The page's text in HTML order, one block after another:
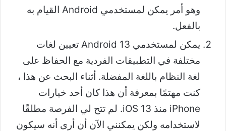
وهو أمر يمكن لمستخدمي Android القيام به
بالفعل.
يمكن لمستخدمي Android 13 تعيين لغات
مختلفة في التطبيقات الفردية مع الحفاظ على
لغة النظام باللغة المفضلة. أثناء البحث عن هذا ،
كنت مهتمًا بمعرفة أن هذا كان أحد خيارات
iPhone منذ iOS 13. لم تتح لي الفرصة مطلقًا
لاستخدامه ولكن يمكنني الآن أن أرى أنه سيكون